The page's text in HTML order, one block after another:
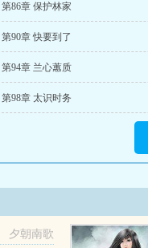
第86章 保护林家
第90章 快要到了
第94章 兰心蕙质
第98章 太识时务
夕朝南歌